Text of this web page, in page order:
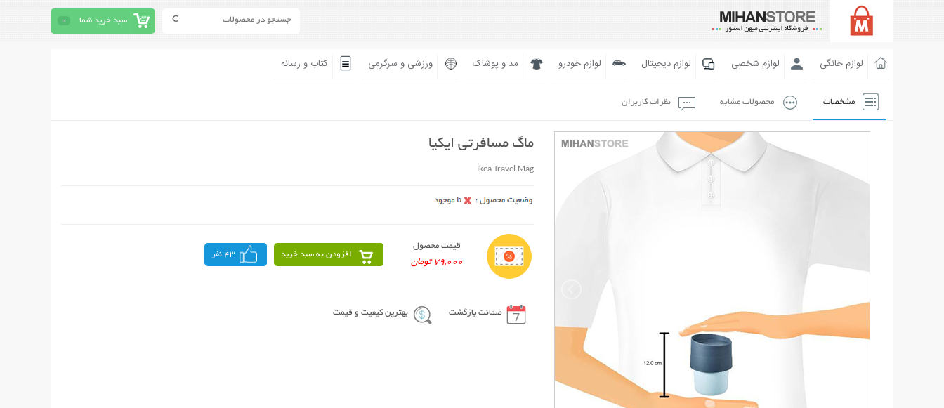
سبد خرید شما 0
لوازم خانگی لوازم شخصی لوازم دیجیتال لوازم خودرو مد و پوشاک ورزشی و سرگرمی کتاب و رسانه
مشخصات محصولات مشابه نظرات کاربران
ماگ مسافرتی ایکیا
Ikea Travel Mag
قیمت محصول
79,000 تومان
افزودن به سبد خرید 43 نفر
ضمانت بازگشت بهترین کیفیت و قیمت